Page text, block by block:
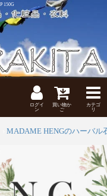
150G
ログイ
ン
買い物か
ご
カテゴ
リ
ドの石鹸
MADAME HENGのハーバル